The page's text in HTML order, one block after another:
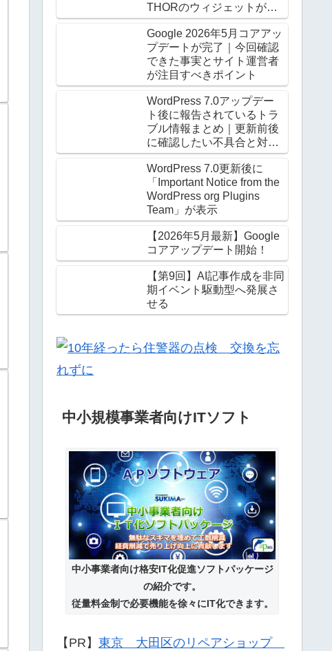
THORのウィジェットがロ
グアウト時だけ崩る
Google 2026年5月コアアッ
プデートが完了｜今回確認
できた事実とサイト運営者
が注目すべきポイント
WordPress 7.0アップデー
ト後に報告されているトラ
ブル情報まとめ｜更新前後
に確認したい不具合と対処
法
WordPress 7.0更新後に
「Important Notice from the
WordPress org Plugins
Team」が表示
【2026年5月最新】Google
コアアップデート開始！
【第9回】AI記事作成を非同
期イベント駆動型へ発展さ
せる
中小規模事業者向けITソフト
中小事業者向け格安IT化促進ソフトパッケージ
の紹介です。
従量料金制で必要機能を徐々にIT化できます。
【PR】 東京 大田区のリペアショップ